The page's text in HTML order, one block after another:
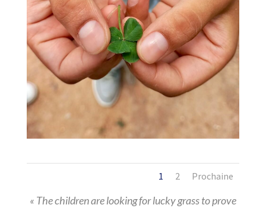
1 2 Prochaine
« The children are looking for lucky grass to prove